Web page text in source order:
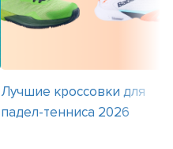
Лучшие кроссовки для
падел-тенниса 2026